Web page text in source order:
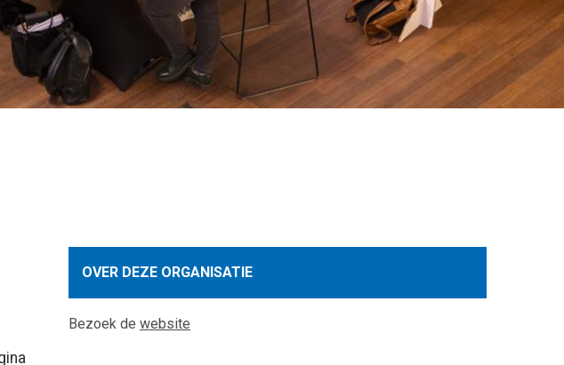
OVER DEZE ORGANISATIE
Bezoek de website